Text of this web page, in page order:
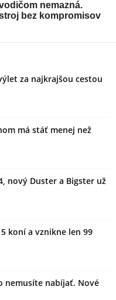
za najkrajšou cestou
má stáť menej než
nový Duster a Bigster už
koní a vznikne len 99
nemusíte nabíjať. Nové